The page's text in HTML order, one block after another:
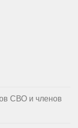
СВО и членов